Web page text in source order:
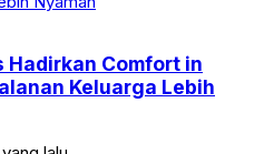
Hadirkan Comfort in
Keluarga Lebih